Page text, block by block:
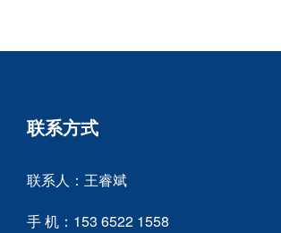
联系方式
联系人：王睿斌
手 机：153 6522 1558